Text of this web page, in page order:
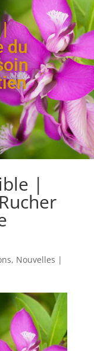
du
|
, Nouvelles |